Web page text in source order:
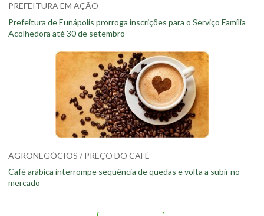
PREFEITURA EM AÇÃO
Prefeitura de Eunápolis prorroga inscrições para o Serviço Família
Acolhedora até 30 de setembro
AGRONEGÓCIOS / PREÇO DO CAFÉ
Café arábica interrompe sequência de quedas e volta a subir no
mercado